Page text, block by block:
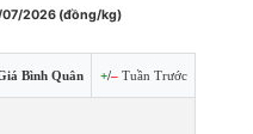
2026 (đồng/kg)
Bình Quân +/–Tuần Trước